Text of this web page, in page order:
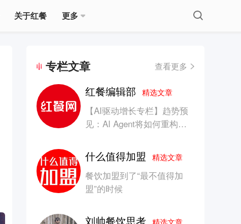
关于红餐 更多
专栏文章 查看更多
红餐编辑部精选文章
【AI驱动增长专栏】趋势预
见：AI Agent将如何重构消
什么值得加盟精选文章
餐饮加盟到了“最不值得加
盟”的时候
刘帅餐饮思考精选文章